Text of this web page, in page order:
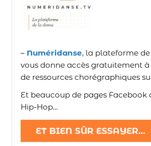
– Numéridanse, la plateforme
vous donne accès gratuitement à
de ressources chorégraphiques
Et beaucoup de pages Facebook
Hip-Hop…
ET BIEN SÛR ESSAYER…